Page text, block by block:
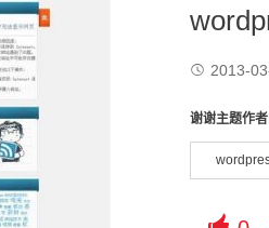
 2013-
谢谢主题作